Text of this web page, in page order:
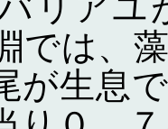
では、
が生息